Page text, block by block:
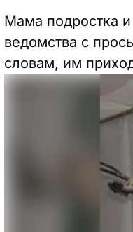
Мама подростка
ведомства с
словам, им